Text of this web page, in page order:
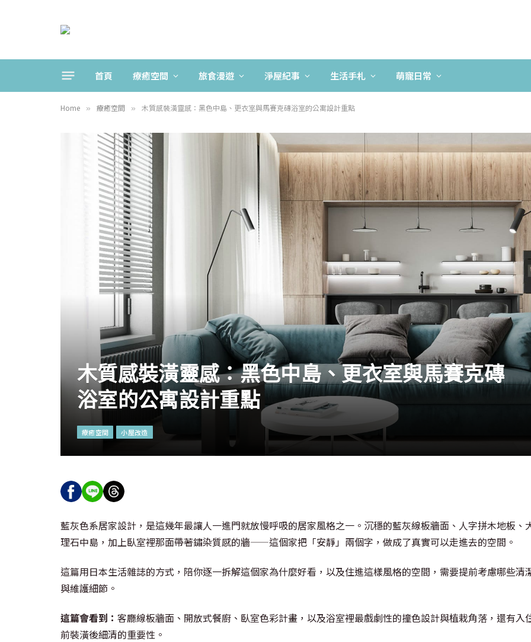
首頁 療癒空間 旅食漫遊 淨屋紀事 生活手札 萌寵日常
Home » 療癒空間 » 木質感裝潢靈感：黑色中島、更衣室與馬賽克磚浴室的公寓設計重點
木質感裝潢靈感：黑色中島、更衣室與馬賽克磚
浴室的公寓設計重點
療癒空間 小屋改造
藍灰色系居家設計，是這幾年最讓人一進門就放慢呼吸的居家風格之一。沉穩的藍灰線板牆面、人字拼木地板、
理石中島，加上臥室裡那面帶著鏽染質感的牆——這個家把「安靜」兩個字，做成了真實可以走進去的空間。
這篇用日本生活雜誌的方式，陪你逐一拆解這個家為什麼好看，以及住進這樣風格的空間，需要提前考慮哪些清
與維護細節。
這篇會看到： 客廳線板牆面、開放式餐廚、臥室色彩計畫，以及浴室裡最戲劇性的撞色設計與植栽角落，還有入
前裝潢後細清的重要性。